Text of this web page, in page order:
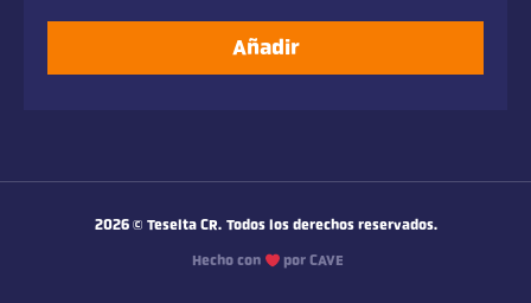
Añadir
2026 © Teselta CR. Todos los derechos reservados.
Hecho con
por CAVE